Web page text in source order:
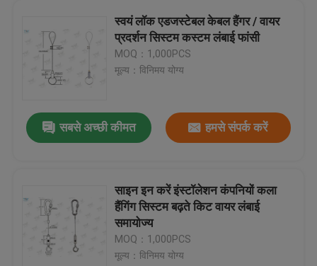
उत्पादों
वीडियो
स्वयं लॉक एडजस्टेबल केबल हैंगर / वायर
प्रदर्शन सिस्टम कस्टम लंबाई फांसी
MOQ：1,000PCS
मूल्य：विनिमय योग्य
सबसे अच्छी कीमत हमसे संपर्क करें
साइन इन करें इंस्टॉलेशन कंपनियों कला
हैंगिंग सिस्टम बढ़ते किट वायर लंबाई
समायोज्य
MOQ：1,000PCS
मूल्य：विनिमय योग्य